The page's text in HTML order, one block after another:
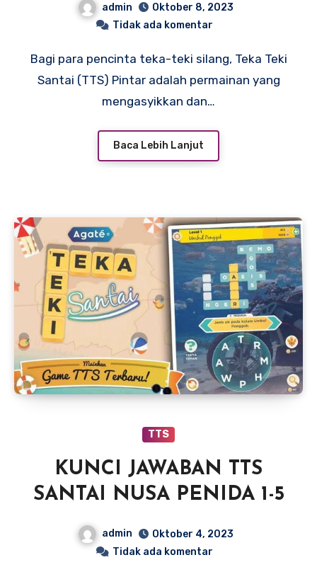
admin
Oktober 8, 2023
Tidak ada komentar
Bagi para pencinta teka-teki silang, Teka Teki
Santai (TTS) Pintar adalah permainan yang
mengasyikkan dan…
Baca Lebih Lanjut
TTS
KUNCI JAWABAN TTS
SANTAI NUSA PENIDA 1-5
admin
Oktober 4, 2023
Tidak ada komentar